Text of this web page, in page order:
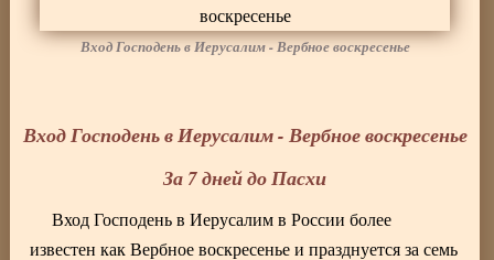
Вход Господень в Иерусалим - Вербное воскресенье
Вход Господень в Иерусалим - Вербное воскресенье
За 7 дней до Пасхи
Вход Господень в Иерусалим в России более
известен как Вербное воскресенье и празднуется за семь